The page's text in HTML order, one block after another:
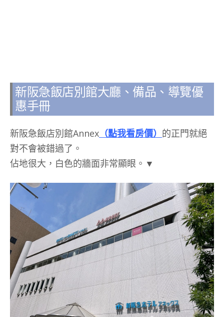
新阪急飯店別館大廳、備品、導覽優
惠手冊
新阪急飯店別館Annex （點我看房價） 的正門就絕
對不會被錯過了。
佔地很大，白色的牆面非常顯眼。▼